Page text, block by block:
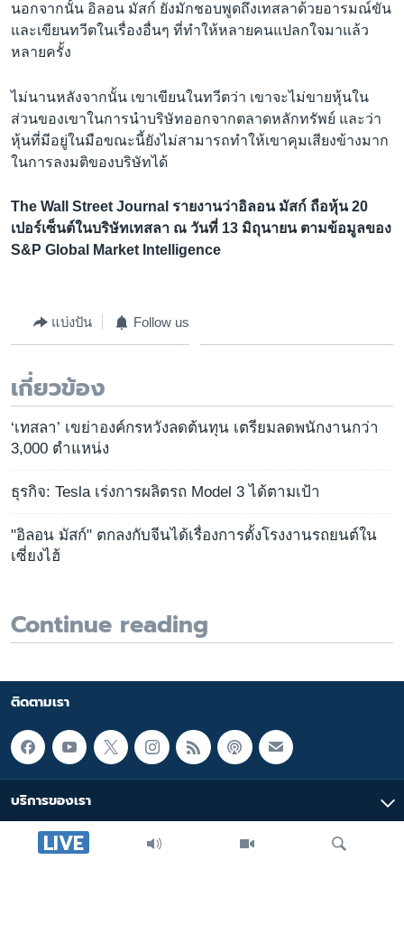
LIVE
นอกจากนั้น อิลอน มัสก์ ยังมักชอบพูดถึงเทสลาด้วยอารมณ์ขัน
และเขียนทวีตในเรื่องอื่นๆ ที่ทำให้หลายคนแปลกใจมาแล้ว
หลายครั้ง
ไม่นานหลังจากนั้น เขาเขียนในทวีตว่า เขาจะไม่ขายหุ้นใน
ส่วนของเขาในการนำบริษัทออกจากตลาดหลักทรัพย์ และว่า
หุ้นที่มีอยู่ในมือขณะนี้ยังไม่สามารถทำให้เขาคุมเสียงข้างมาก
ในการลงมติของบริษัทได้
The Wall Street Journal รายงานว่าอิลอน มัสก์ ถือหุ้น 20
เปอร์เซ็นต์ในบริษัทเทสลา ณ วันที่ 13 มิถุนายน ตามข้อมูลของ
S&P Global Market Intelligence
แบ่งปัน Follow us
เกี่ยวข้อง
‘เทสลา’ เขย่าองค์กรหวังลดต้นทุน เตรียมลดพนักงานกว่า
3,000 ตำแหน่ง
ธุรกิจ: Tesla เร่งการผลิตรถ Model 3 ได้ตามเป้า
"อิลอน มัสก์" ตกลงกับจีนได้เรื่องการตั้งโรงงานรถยนต์ใน
เซี่ยงไฮ้
Continue reading
ติดตามเรา
บริการของเรา
มัลติมีเดีย